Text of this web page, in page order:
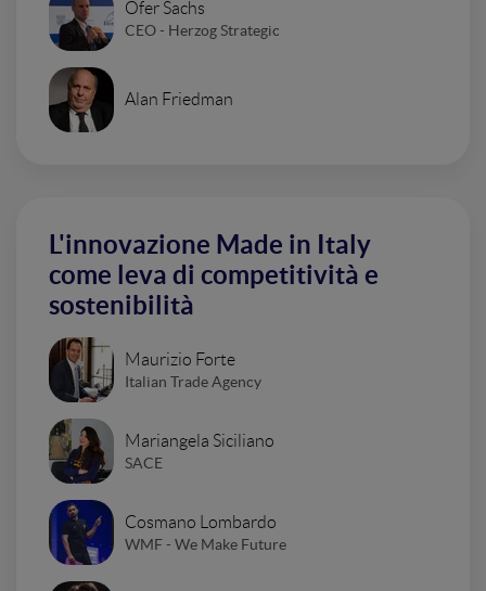
Ofer Sachs
CEO - Herzog Strategic
Alan Friedman
L'innovazione Made in Italy
come leva di competitività e
sostenibilità
Maurizio Forte
Italian Trade Agency
Mariangela Siciliano
SACE
Cosmano Lombardo
WMF - We Make Future